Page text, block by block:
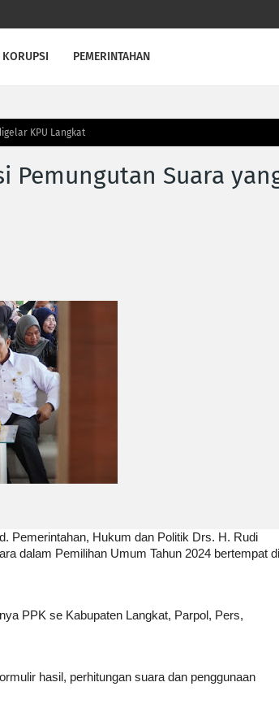
KORUPSI PEMERINTAHAN
KPU Langkat
Pemungutan Suara
Pemerintahan, Hukum dan Politik Drs. H. Rudi
dalam Pemilihan Umum Tahun 2024 bertempat di
PPK se Kabupaten Langkat, Parpol, Pers,
hasil, perhitungan suara dan penggunaan